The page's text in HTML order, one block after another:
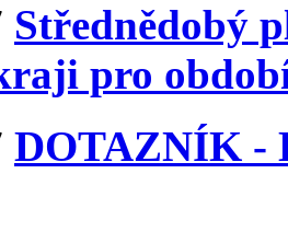
Střednědobý
pro
DOTAZNÍK -